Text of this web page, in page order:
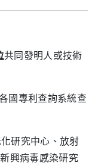
共同發明人或技術
國專利查詢系統查
研究中心、放射
興病毒感染研究